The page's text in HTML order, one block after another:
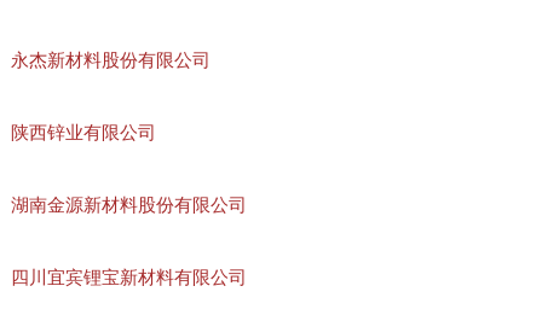
永杰新材料股份有限公司
陕西锌业有限公司
湖南金源新材料股份有限公司
四川宜宾锂宝新材料有限公司